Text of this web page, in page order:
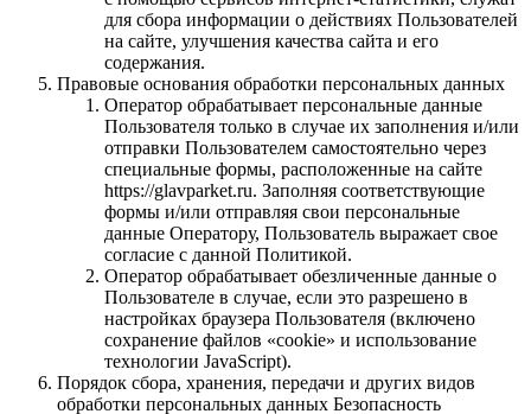
для сбора информации о действиях Пользователей
на сайте, улучшения качества сайта и его
содержания.
Правовые основания обработки персональных данных
Оператор обрабатывает персональные данные
Пользователя только в случае их заполнения и/или
отправки Пользователем самостоятельно через
специальные формы, расположенные на сайте
https://glavparket.ru. Заполняя соответствующие
формы и/или отправляя свои персональные
данные Оператору, Пользователь выражает свое
согласие с данной Политикой.
Оператор обрабатывает обезличенные данные о
Пользователе в случае, если это разрешено в
настройках браузера Пользователя (включено
сохранение файлов «cookie» и использование
технологии JavaScript).
Порядок сбора, хранения, передачи и других видов
обработки персональных данных Безопасность